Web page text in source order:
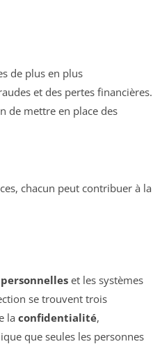
de plus en plus
et des pertes financières.
de mettre en place des
chacun peut contribuer à la
et les systèmes
se trouvent trois
la confidentialité,
que seules les personnes